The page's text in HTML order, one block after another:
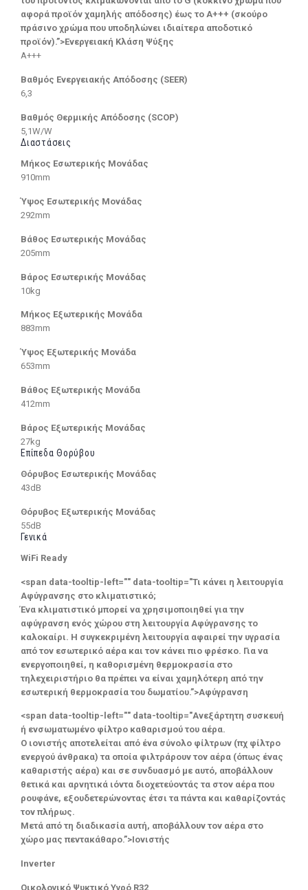
αφορά προϊόν χαμηλής απόδοσης) έως το Α+++ (σκούρο
πράσινο χρώμα που υποδηλώνει ιδιαίτερα αποδοτικό
προϊόν).”>Ενεργειακή Κλάση Ψύξης
A+++
Βαθμός Ενεργειακής Απόδοσης (SEER)
6,3
Βαθμός Θερμικής Απόδοσης (SCOP)
5,1W/W
Διαστάσεις
Μήκος Εσωτερικής Μονάδας
910mm
Ύψος Εσωτερικής Μονάδας
292mm
Βάθος Εσωτερικής Μονάδας
205mm
Βάρος Εσωτερικής Μονάδας
10kg
Μήκος Εξωτερικής Μονάδα
883mm
Ύψος Εξωτερικής Μονάδα
653mm
Βάθος Εξωτερικής Μονάδα
412mm
Βάρος Εξωτερικής Μονάδας
27kg
Επίπεδα Θορύβου
Θόρυβος Εσωτερικής Μονάδας
43dB
Θόρυβος Εξωτερικής Μονάδας
55dB
Γενικά
WiFi Ready
<span data-tooltip-left="" data-tooltip="Τι κάνει η λειτουργία
Αφύγρανσης στο κλιματιστικό;
Ένα κλιματιστικό μπορεί να χρησιμοποιηθεί για την
αφύγρανση ενός χώρου στη λειτουργία Αφύγρανσης το
καλοκαίρι. Η συγκεκριμένη λειτουργία αφαιρεί την υγρασία
από τον εσωτερικό αέρα και τον κάνει πιο φρέσκο. Για να
ενεργοποιηθεί, η καθορισμένη θερμοκρασία στο
τηλεχειριστήριο θα πρέπει να είναι χαμηλότερη από την
εσωτερική θερμοκρασία του δωματίου.”>Αφύγρανση
<span data-tooltip-left="" data-tooltip="Ανεξάρτητη συσκευή
ή ενσωματωμένο φίλτρο καθαρισμού του αέρα.
Ο ιονιστής αποτελείται από ένα σύνολο φίλτρων (πχ φίλτρο
ενεργού άνθρακα) τα οποία φιλτράρουν τον αέρα (όπως ένας
καθαριστής αέρα) και σε συνδυασμό με αυτό, αποβάλλουν
θετικά και αρνητικά ιόντα διοχετεύοντάς τα στον αέρα που
ρουφάνε, εξουδετερώνοντας έτσι τα πάντα και καθαρίζοντάς
τον πλήρως.
Μετά από τη διαδικασία αυτή, αποβάλλουν τον αέρα στο
χώρο μας πεντακάθαρο.”>Ιονιστής
Inverter
Οικολογικό Ψυκτικό Υγρό R32